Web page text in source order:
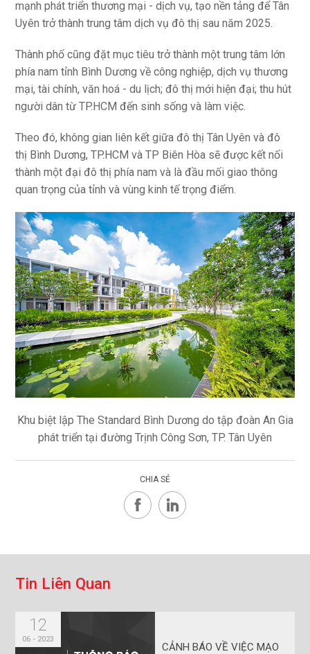
mạnh phát triển thương mại - dịch vụ, tạo nền tảng để Tân
Uyên trở thành trung tâm dịch vụ đô thị sau năm 2025.
Thành phố cũng đặt mục tiêu trở thành một trung tâm lớn
phía nam tỉnh Bình Dương về công nghiệp, dịch vụ thương
mại, tài chính, văn hoá - du lịch; đô thị mới hiện đại; thu hút
người dân từ TP.HCM đến sinh sống và làm việc.
Theo đó, không gian liên kết giữa đô thị Tân Uyên và đô
thị Bình Dương, TP.HCM và TP Biên Hòa sẽ được kết nối
thành một đại đô thị phía nam và là đầu mối giao thông
quan trọng của tỉnh và vùng kinh tế trọng điểm.
Khu biệt lập The Standard Bình Dương do tập đoàn An Gia
phát triển tại đường Trịnh Công Sơn, TP. Tân Uyên
CHIA SẺ
Tin Liên Quan
12
06 - 2023
CẢNH BÁO VỀ VIỆC MẠO